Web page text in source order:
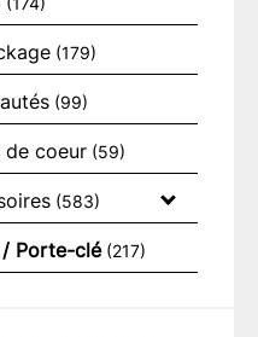
(179)
(99)
de coeur (59)
(583)
/ Porte-clé (217)